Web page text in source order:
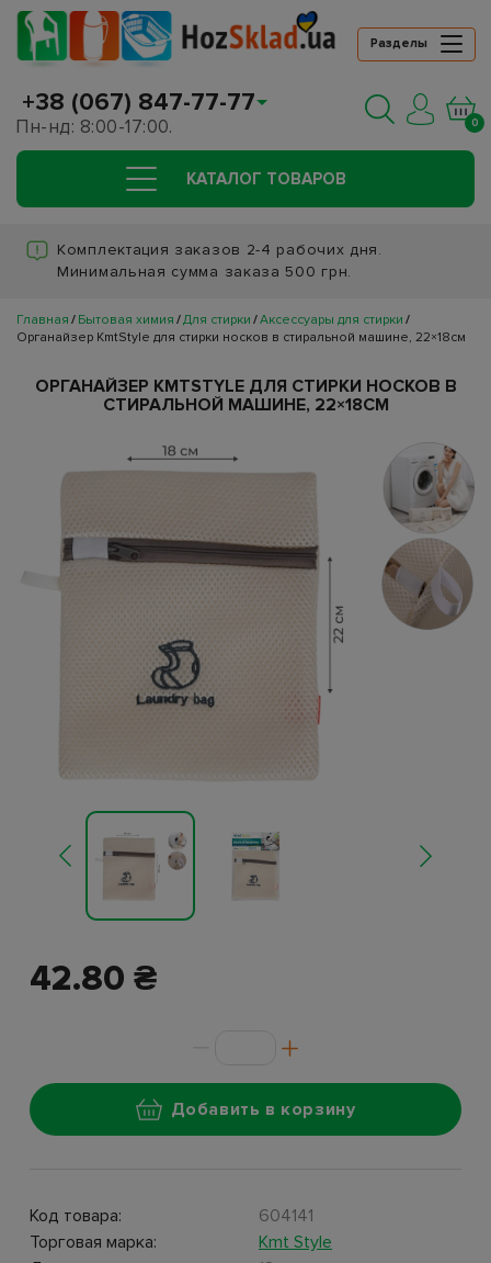
Разделы
+38 (067) 847-77-77
Пн-нд: 8:00-17:00. 0
КАТАЛОГ ТОВАРОВ
Комплектация заказов 2-4 рабочих дня.
Минимальная сумма заказа 500 грн.
Главная Бытовая химия Для стирки Аксессуары для стирки
Органайзер KmtStyle для стирки носков в стиральной машине, 22×18см
ОРГАНАЙЗЕР KMTSTYLE ДЛЯ СТИРКИ НОСКОВ В
СТИРАЛЬНОЙ МАШИНЕ, 22×18СМ
42.80 ₴
Добавить в корзину
Код товара:
604141
Торговая марка:
Kmt Style